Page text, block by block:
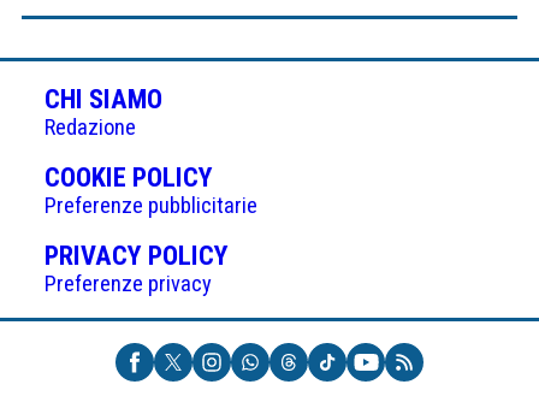
CHI SIAMO
Redazione
COOKIE POLICY(APRE
IN
UNA
NUOVA
Preferenze pubblicitarie
PRIVACY POLICY(APRE
UNA
NUOVA
SCHEDA)
Preferenze privacy